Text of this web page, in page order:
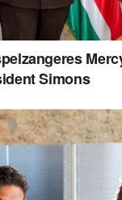
Simons